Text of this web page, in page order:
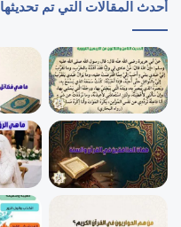
أحدث المقالات التي تم تحديثها